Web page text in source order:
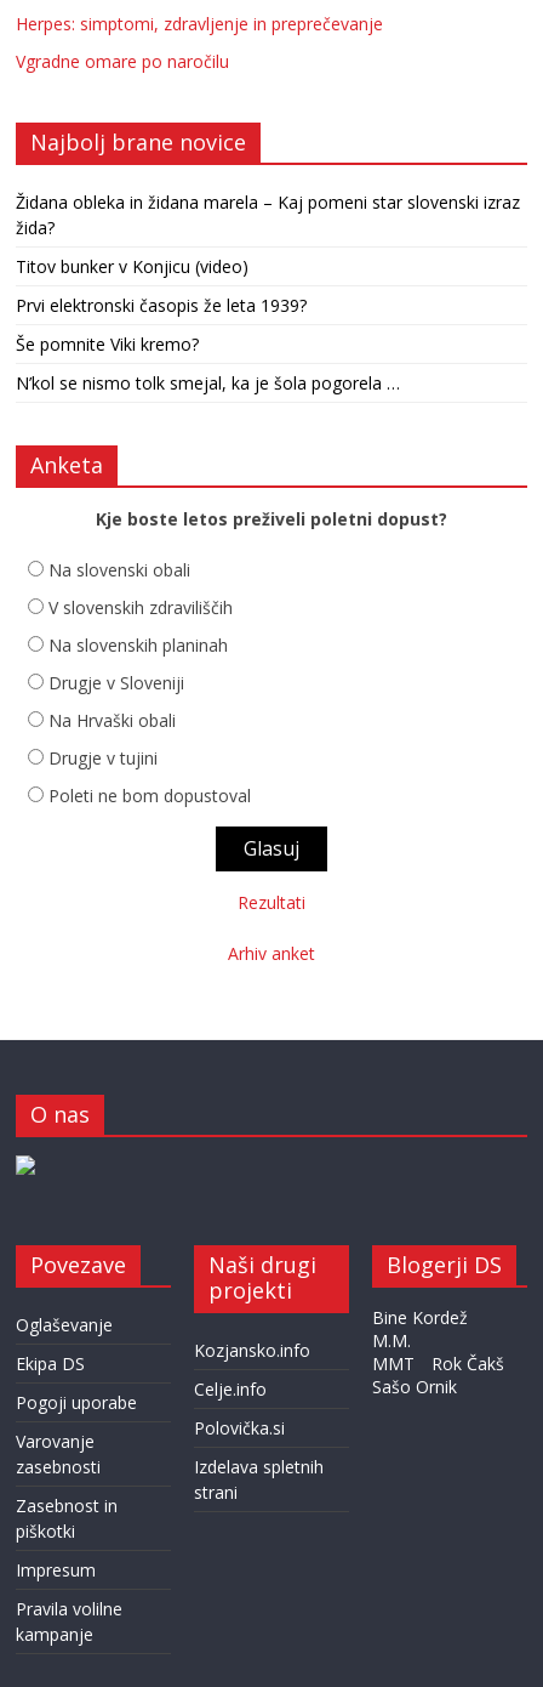
Herpes: simptomi, zdravljenje in preprečevanje
Vgradne omare po naročilu
Najbolj brane novice
Židana obleka in židana marela – Kaj pomeni star slovenski izraz
žida?
Titov bunker v Konjicu (video)
Prvi elektronski časopis že leta 1939?
Še pomnite Viki kremo?
N’kol se nismo tolk smejal, ka je šola pogorela …
Anketa
Kje boste letos preživeli poletni dopust?
Na slovenski obali
V slovenskih zdraviliščih
Na slovenskih planinah
Drugje v Sloveniji
Na Hrvaški obali
Drugje v tujini
Poleti ne bom dopustoval
Rezultati
Arhiv anket
O nas
Povezave
Oglaševanje
Ekipa DS
Pogoji uporabe
Varovanje
zasebnosti
Zasebnost in
piškotki
Impresum
Pravila volilne
kampanje
Naši drugi
projekti
Kozjansko.info
Celje.info
Polovička.si
Izdelava spletnih
strani
Blogerji DS
Bine Kordež
M.M.
MMT
Rok Čakš
Sašo Ornik